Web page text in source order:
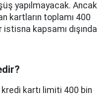
yapılmayacak. Ancak
kartların toplamı 400
istisna kapsamı dışında
kartı limiti 400 bin